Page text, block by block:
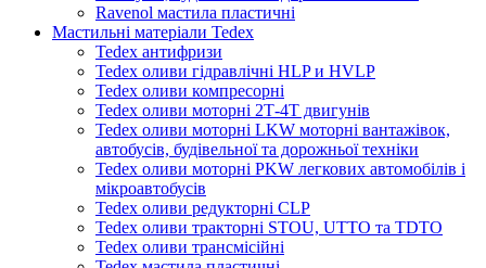
Ravenol мастила пластичні
Мастильні матеріали Tedex
Tedex антифризи
Tedex оливи гідравлічні HLP и HVLP
Tedex оливи компресорні
Tedex оливи моторні 2Т-4Т двигунів
Tedex оливи моторні LKW моторні вантажівок,
автобусів, будівельної та дорожньої техніки
Tedex оливи моторні PKW легкових автомобілів і
мікроавтобусів
Tedex оливи редукторні CLP
Tedex оливи тракторні STOU, UTTO та TDTO
Tedex оливи трансмісійні